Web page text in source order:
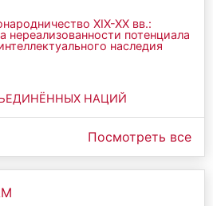
ХIХ-ХХ вв.:
нереализованности потенциала
наследия
НАЦИЙ
Посмотреть все